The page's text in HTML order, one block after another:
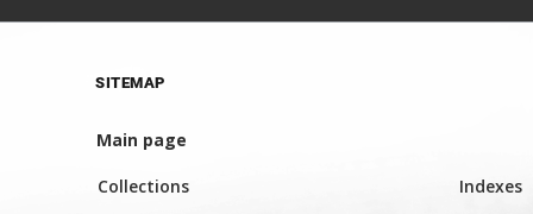
SITEMAP
Main page
Collections Indexes